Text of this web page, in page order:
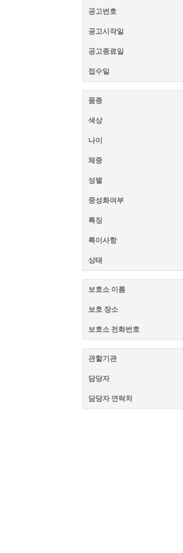
공고번호
공고시작일
공고종료일
접수일
품종
색상
나이
체중
성별
중성화여부
특징
특이사항
상태
보호소 이름
보호 장소
보호소 전화번호
관할기관
담당자
담당자 연락처